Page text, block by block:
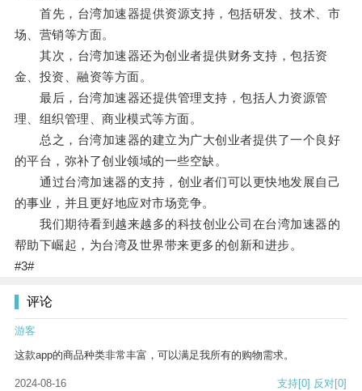
首先，台湾加速器提供资源支持，包括研发、技术、市
场、营销等方面。
其次，台湾加速器还为创业者提供财务支持，包括资
金、投资、融资等方面。
最后，台湾加速器还提供管理支持，包括人力资源管
理、组织管理、商业模式等方面。
总之，台湾加速器的建立为广大创业者提供了一个良好
的平台，弥补了创业领域的一些空缺。
通过台湾加速器的支持，创业者们可以更快地发展自己
的事业，并且更好地应对市场竞争。
我们期待看到越来越多的科技创业公司在台湾加速器的
帮助下崛起，为台湾及世界带来更多的创新和进步。
#3#
评论
游客
这款app的商品种类非常丰富，可以满足我所有的购物需求。
2024-08-16 支持[0] 反对[0]